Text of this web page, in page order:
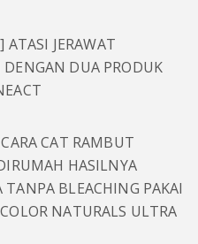
ATASI JERAWAT
DUA PRODUK
CAT RAMBUT
HASILNYA
TANPA BLEACHING PAKAI
NATURALS ULTRA